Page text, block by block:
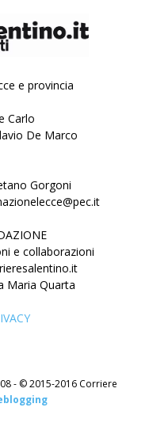
e provincia
Carlo
De Marco
Gorgoni
e collaborazioni
Maria Quarta
- © 2015-2016 Corriere